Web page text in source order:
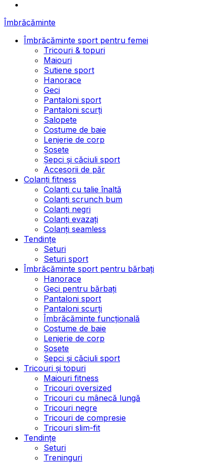
Îmbrăcăminte
Îmbrăcăminte sport pentru femei
Tricouri & topuri
Maiouri
Sutiene sport
Hanorace
Geci
Pantaloni sport
Pantaloni scurți
Salopete
Costume de baie
Lenjerie de corp
Șosete
Șepci și căciuli sport
Accesorii de păr
Colanți fitness
Colanți cu talie înaltă
Colanți scrunch bum
Colanți negri
Colanți evazați
Colanți seamless
Tendințe
Seturi
Seturi sport
Îmbrăcăminte sport pentru bărbați
Hanorace
Geci pentru bărbați
Pantaloni sport
Pantaloni scurți
Îmbrăcăminte funcțională
Costume de baie
Lenjerie de corp
Șosete
Șepci și căciuli sport
Tricouri și topuri
Maiouri fitness
Tricouri oversized
Tricouri cu mânecă lungă
Tricouri negre
Tricouri de compresie
Tricouri slim-fit
Tendințe
Seturi
Treninguri